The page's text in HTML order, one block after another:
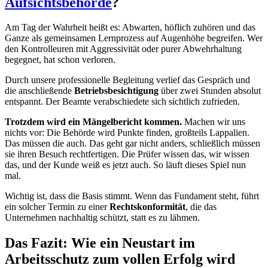
Am Tag der Wahrheit heißt es: Abwarten, höflich zuhören und das
Ganze als gemeinsamen Lernprozess auf Augenhöhe begreifen. Wer
den Kontrolleuren mit Aggressivität oder purer Abwehrhaltung
begegnet, hat schon verloren.
Durch unsere professionelle Begleitung verlief das Gespräch und
die anschließende Betriebsbesichtigung über zwei Stunden absolut
entspannt. Der Beamte verabschiedete sich sichtlich zufrieden.
Trotzdem wird ein Mängelbericht kommen. Machen wir uns
nichts vor: Die Behörde wird Punkte finden, großteils Lappalien.
Das müssen die auch. Das geht gar nicht anders, schließlich müssen
sie ihren Besuch rechtfertigen. Die Prüfer wissen das, wir wissen
das, und der Kunde weiß es jetzt auch. So läuft dieses Spiel nun
mal.
Wichtig ist, dass die Basis stimmt. Wenn das Fundament steht, führt
ein solcher Termin zu einerRechtskonformität, die das
Unternehmen nachhaltig schützt, statt es zu lähmen.
Das Fazit: Wie ein Neustart im
Arbeitsschutz zum vollen Erfolg wird